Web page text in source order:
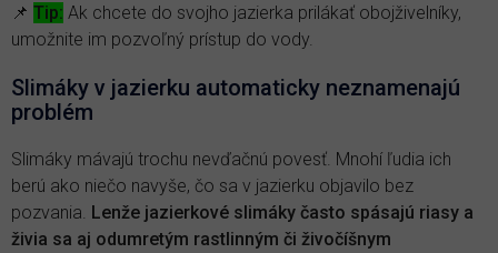
📌 Tip: Ak chcete do svojho jazierka prilákať obojživelníky,
umožnite im pozvoľný prístup do vody.
Slimáky v jazierku automaticky neznamenajú
problém
Slimáky mávajú trochu nevďačnú povesť. Mnohí ľudia ich
berú ako niečo navyše, čo sa v jazierku objavilo bez
pozvania. Lenže jazierkové slimáky často spásajú riasy a
živia sa aj odumretým rastlinným či živočíšnym